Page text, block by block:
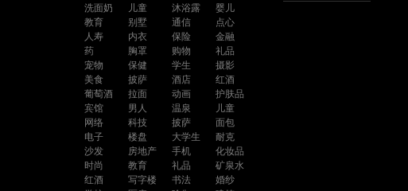
洗面奶
儿童 沐浴露
婴儿
教育
别墅 通信
点心
人寿
内衣 保险
金融
药
胸罩 购物
礼品
宠物
保健 学生
摄影
美食
披萨 酒店
红酒
葡萄酒
拉面 动画
护肤品
宾馆
男人 温泉
儿童
网络
科技 披萨
面包
电子
楼盘 大学生
耐克
沙发
房地产 手机
化妆品
时尚
教育 礼品
矿泉水
红酒
写字楼 书法
婚纱